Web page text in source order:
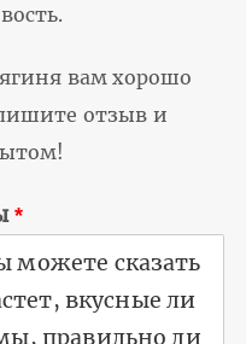
вам хорошо
отзыв и